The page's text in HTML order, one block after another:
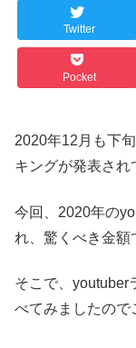
Twitter
Pocket
2020年12月も下
キングが発表され
今回、2020年の
れ、驚くべき金額
そこで、youtuber
べてみましたので